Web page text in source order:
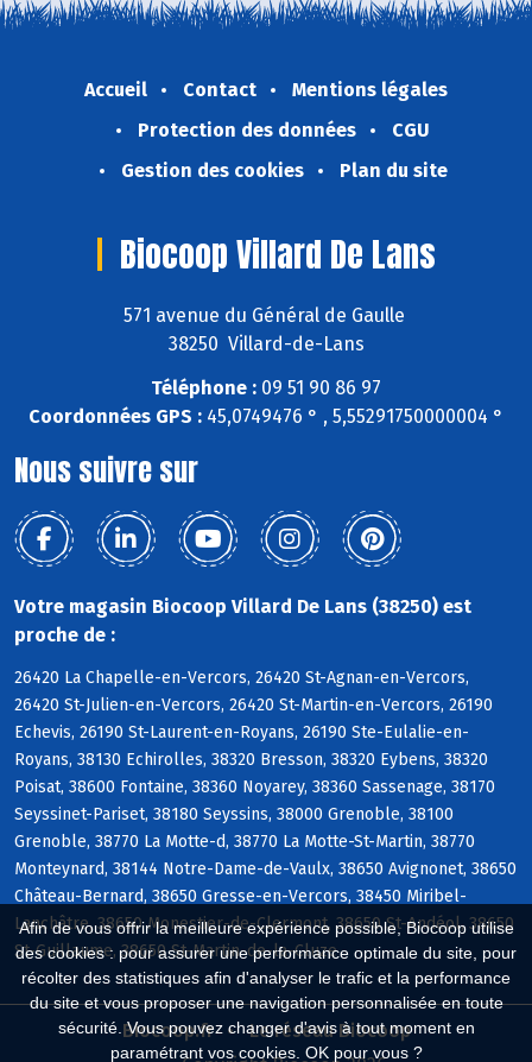
Afin de vous offrir la meilleure expérience possible, Biocoop utilise
des cookies : pour assurer une performance optimale du site, pour
récolter des statistiques afin d'analyser le trafic et la performance
du site et vous proposer une navigation personnalisée en toute
sécurité. Vous pouvez changer d'avis à tout moment en
paramétrant vos cookies. OK pour vous ?
Accueil Contact
Mentions légales
Protection des données
CGU
Gestion des cookies
Plan du site
Biocoop Villard De Lans
571 avenue du Général de Gaulle
38250 Villard-de-Lans
Téléphone : 09 51 90 86 97
Coordonnées GPS : 45,0749476 ° , 5,55291750000004 °
Nous suivre sur
Votre magasin Biocoop Villard De Lans (38250) est
proche de :
26420 La Chapelle-en-Vercors, 26420 St-Agnan-en-Vercors,
26420 St-Julien-en-Vercors, 26420 St-Martin-en-Vercors, 26190
Echevis, 26190 St-Laurent-en-Royans, 26190 Ste-Eulalie-en-
Royans, 38130 Echirolles, 38320 Bresson, 38320 Eybens, 38320
Poisat, 38600 Fontaine, 38360 Noyarey, 38360 Sassenage, 38170
Seyssinet-Pariset, 38180 Seyssins, 38000 Grenoble, 38100
Grenoble, 38770 La Motte-d, 38770 La Motte-St-Martin, 38770
Monteynard, 38144 Notre-Dame-de-Vaulx, 38650 Avignonet, 38650
Château-Bernard, 38650 Gresse-en-Vercors, 38450 Miribel-
Lanchâtre, 38650 Monestier-de-Clermont, 38650 St-Andéol, 38650
St-Guillaume, 38650 St-Martin-de-la-Cluze
Biocoop.fr
Le réseau Biocoop